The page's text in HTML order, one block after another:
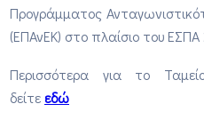
Προγράμματος
(ΕΠΑνΕΚ) στο πλαίσιο του
Περισσότερα για το
δείτε εδώ